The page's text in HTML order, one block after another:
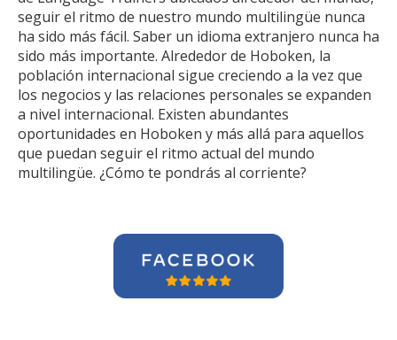
seguir el ritmo de nuestro mundo multilingüe nunca
ha sido más fácil. Saber un idioma extranjero nunca ha
sido más importante. Alrededor de Hoboken, la
población internacional sigue creciendo a la vez que
los negocios y las relaciones personales se expanden
a nivel internacional. Existen abundantes
oportunidades en Hoboken y más allá para aquellos
que puedan seguir el ritmo actual del mundo
multilingüe. ¿Cómo te pondrás al corriente?